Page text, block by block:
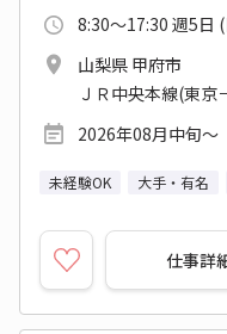
8:30～17:30 週5日
山梨県 甲府市
ＪＲ中央本線(東京
2026年08月中旬～
未経験OK 大手・有名
仕事詳